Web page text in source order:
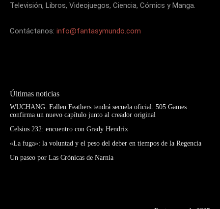
Televisión, Libros, Videojuegos, Ciencia, Cómics y Manga.
Contáctanos: info@fantasymundo.com
Últimas noticias
WUCHANG: Fallen Feathers tendrá secuela oficial: 505 Games
confirma un nuevo capítulo junto al creador original
Celsius 232: encuentro con Grady Hendrix
«La fuga»: la voluntad y el peso del deber en tiempos de la Regencia
Un paseo por Las Crónicas de Narnia